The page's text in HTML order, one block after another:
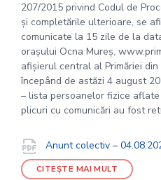
207/2015 privind Codul de
și completările ulterioare, se
comunicate la 15 zile de la
orașului Ocna Mureș,
afișierul central al Primăriei
începând de astăzi 4 august
– lista persoanelor fizice
plicuri cu comunicări au fost
Documente
Anunt colectiv –
CITEȘTE MAI MULT